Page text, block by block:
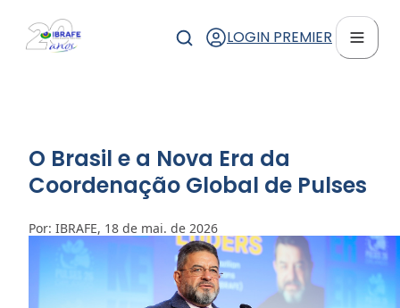
LOGIN PREMIER
O Brasil e a Nova Era da
Coordenação Global de Pulses
Por: IBRAFE, 18 de mai. de 2026